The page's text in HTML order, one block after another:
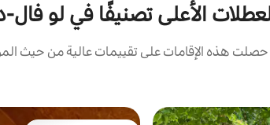
الأعلى تصنيفًا في لو
هذه الإقامات على تقييمات عالية من حيث